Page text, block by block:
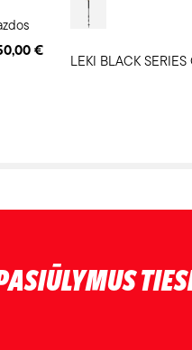
€
LEKI BLACK